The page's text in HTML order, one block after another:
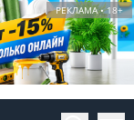
РЕКЛАМА • 18+